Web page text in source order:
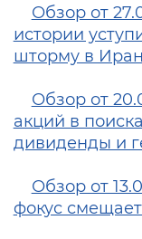
Обзор от
истории
шторму в
Обзор от
акций в
дивиденды и
Обзор от
фокус